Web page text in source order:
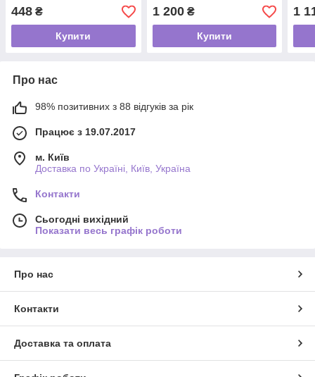
448 ₴
Купити
1 200₴
Купити
1
Про нас
98% позитивних з 88 відгуків за рік
Працює з 19.07.2017
м. Київ
Доставка по Україні, Київ, Україна
Контакти
Сьогодні вихідний
Показати весь графік роботи
Про нас
Контакти
Доставка та оплата